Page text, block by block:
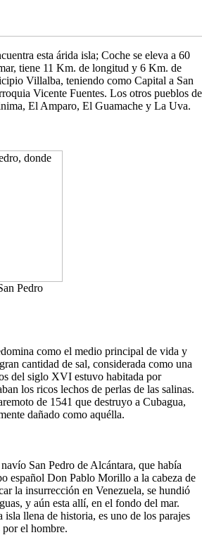
esta árida isla; Coche se eleva a 60
tiene 11 Km. de longitud y 6 Km. de
Villalba, teniendo como Capital a San
Vicente Fuentes. Los otros pueblos de
El Amparo, El Guamache y La Uva.
Pedro
como el medio principal de vida y
cantidad de sal, considerada como una
del siglo XVI estuvo habitada por
los ricos lechos de perlas de las salinas.
de 1541 que destruyo a Cubagua,
dañado como aquélla.
San Pedro de Alcántara, que había
español Don Pablo Morillo a la cabeza de
la insurrección en Venezuela, se hundió
y aún esta allí, en el fondo del mar.
isla llena de historia, es uno de los parajes
por el hombre.